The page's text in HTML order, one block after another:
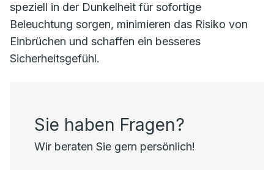
speziell in der Dunkelheit für sofortige
Beleuchtung sorgen, minimieren das Risiko von
Einbrüchen und schaffen ein besseres
Sicherheitsgefühl.
Sie haben Fragen?
Wir beraten Sie gern persönlich!